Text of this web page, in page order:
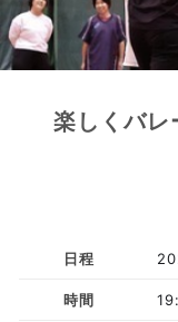
楽しくバレ
日程
時間